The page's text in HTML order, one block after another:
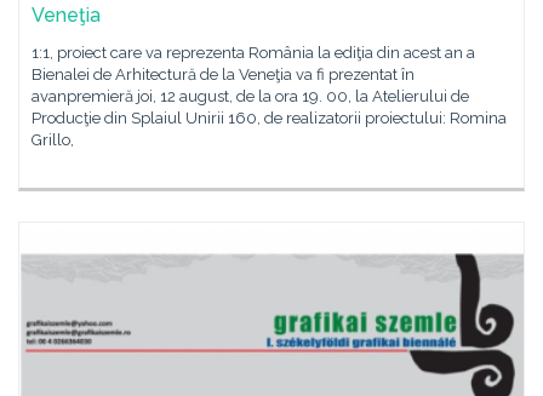
Veneţia
1:1, proiect care va reprezenta România la ediţia din acest an a
Bienalei de Arhitectură de la Veneţia va fi prezentat în
avanpremieră joi, 12 august, de la ora 19. 00, la Atelierului de
Producţie din Splaiul Unirii 160, de realizatorii proiectului: Romina
Grillo,